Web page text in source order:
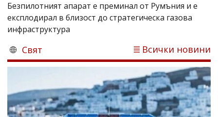
Безпилотният апарат е преминал от Румъния и е
експлодирал в близост до стратегическа газова
инфраструктура
Свят Всички новини